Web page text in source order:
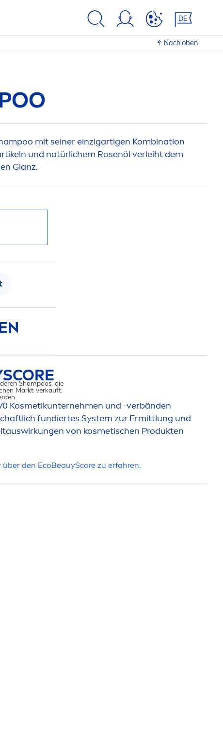
DE
Nach oben
mit seiner einzigartigen Kombination
und natürlichem Rosenöl verleiht dem
Glanz.
SCORE
Shampoos, die
Markt verkauft
Kosmetikunternehmen und -verbänden
fundiertes System zur Ermittlung und
von kosmetischen Produkten
den EcoBeauyScore zu erfahren.